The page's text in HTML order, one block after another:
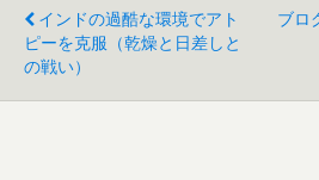
インドの過酷な環境でアト
ピーを克服（乾燥と日差しと
の戦い）
ブロ